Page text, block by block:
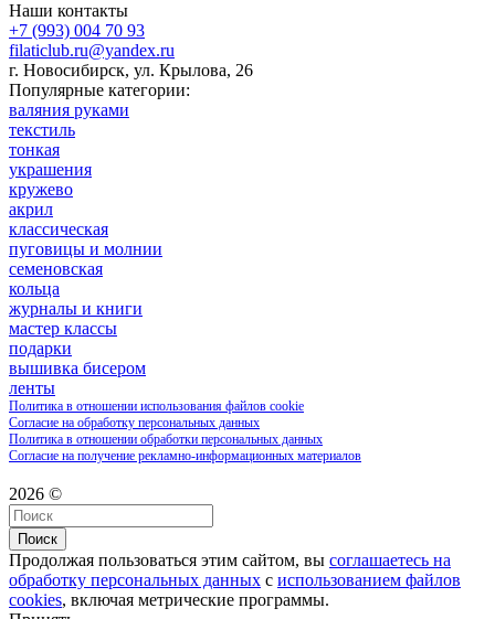
Наши контакты
+7 (993) 004 70 93
filaticlub.ru@yandex.ru
г. Новосибирск, ул. Крылова, 26
Популярные категории:
валяния руками
текстиль
тонкая
украшения
кружево
акрил
классическая
пуговицы и молнии
семеновская
кольца
журналы и книги
мастер классы
подарки
вышивка бисером
ленты
Политика в отношении использования файлов cookie
Согласие на обработку персональных данных
Политика в отношении обработки персональных данных
Согласие на получение рекламно-информационных материалов
2026 ©
Поиск
Продолжая пользоваться этим сайтом, вы соглашаетесь на
обработку персональных данных с использованием файлов
cookies, включая метрические программы.